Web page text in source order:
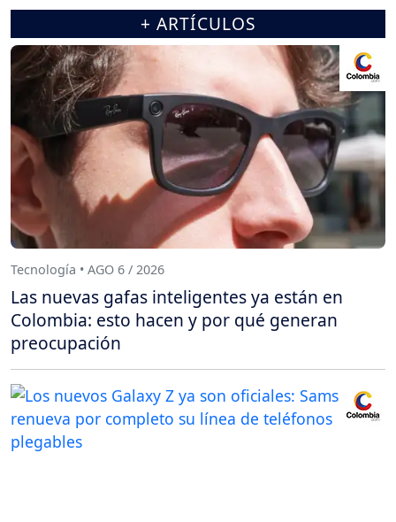
+ ARTÍCULOS
Tecnología • AGO 6 / 2026
Las nuevas gafas inteligentes ya están en
Colombia: esto hacen y por qué generan
preocupación